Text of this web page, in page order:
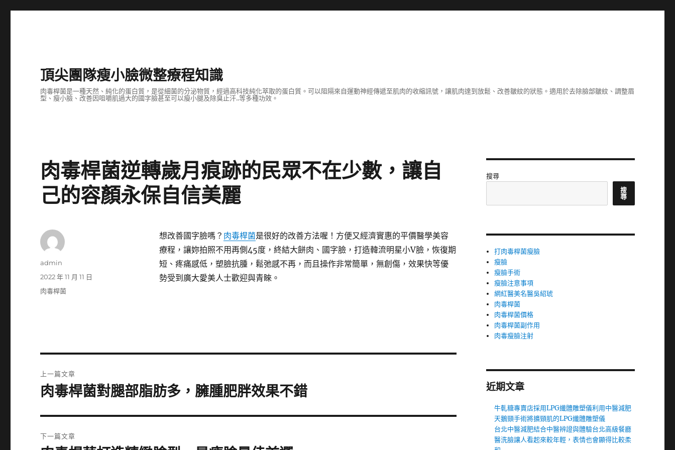
頂尖團隊瘦小臉微整療程知識
肉毒桿菌是一種天然、純化的蛋白質，是從細菌的分泌物質，經過高科技純化萃取的蛋白質。可以阻隔來自運動神經傳遞至肌肉的收縮訊號，讓肌肉達到放鬆、改善皺紋的狀態。適用於去除臉部皺紋、調整眉
型、瘦小臉、改善因咀嚼肌過大的國字臉甚至可以瘦小腿及除臭止汗..等多種功效。
肉毒桿菌逆轉歲月痕跡的民眾不在少數，讓自
己的容顏永保自信美麗
想改善國字臉嗎？ 肉毒桿菌是很好的改善方法喔！方便又經濟實惠的平價醫學美容
療程，讓妳拍照不用再側45度，終結大餅肉、國字臉，打造韓流明星小V臉，恢復期
短、疼痛感低，塑臉抗腫，鬆弛感不再，而且操作非常簡單，無創傷，效果快等優
勢受到廣大愛美人士歡迎與青睞。
作
admin
發
佈
2022 年 11 月 11 日
分
肉毒桿菌
章
上一篇文章
上
篇
文
章:
肉毒桿菌對腿部脂肪多，臃腫肥胖效果不錯
下一篇文章
搜尋
搜
尋
打肉毒桿菌瘦臉
瘦臉
瘦臉手術
瘦臉注意事項
網紅醫美名醫吳紹琥
肉毒桿菌
肉毒桿菌價格
肉毒桿菌副作用
肉毒瘦臉注射
近期文章
牛軋糖專賣店採用LPG纖體雕塑儀利用中醫減肥
天鵝頸手術將擴頸肌的LPG纖體雕塑儀
台北中醫減肥結合中醫辨證與體驗台北高級餐廳
醫洗臉讓人看起來較年輕，表情也會顯得比較柔